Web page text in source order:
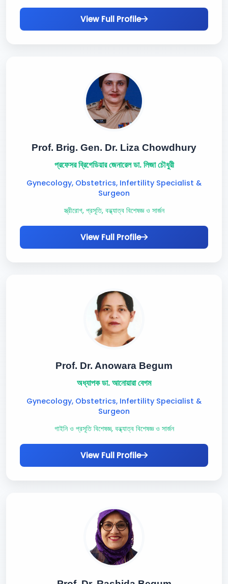
View Full Profile
Prof. Brig. Gen. Dr. Liza Chowdhury
প্রফেসর ব্রিগেডিয়ার জেনারেল ডা. লিজা চৌধুরী
Gynecology, Obstetrics, Infertility Specialist &
Surgeon
স্ত্রীরোগ, প্রসূতি, বন্ধ্যাত্ব বিশেষজ্ঞ ও সার্জন
View Full Profile
Prof. Dr. Anowara Begum
অধ্যাপক ডা. আনোয়ারা বেগম
Gynecology, Obstetrics, Infertility Specialist &
Surgeon
গাইনি ও প্রসূতি বিশেষজ্ঞ, বন্ধ্যাত্ব বিশেষজ্ঞ ও সার্জন
View Full Profile